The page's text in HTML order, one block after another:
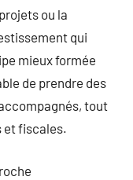
ou la
qui
mieux formée
de prendre des
tout
et fiscales.